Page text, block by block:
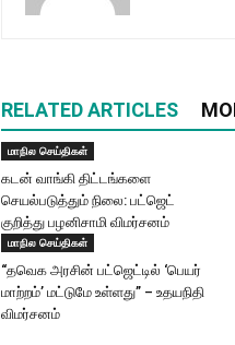
RELATED ARTICLES
மாநில செய்திகள்
கடன் வாங்கி திட்டங்களை
செயல்படுத்தும் நிலை: பட்ஜெட்
குறித்து பழனிசாமி விமர்சனம்
மாநில செய்திகள்
“தவெக அரசின் பட்ஜெட்டில் ‘பெயர்
மாற்றம்’ மட்டுமே உள்ளது” – உதயநிதி
விமர்சனம்